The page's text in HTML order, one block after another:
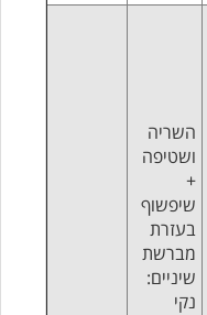
השריה
ושטיפה
+
שיפשוף
בעזרת
מברשת
שיניים:
נקי